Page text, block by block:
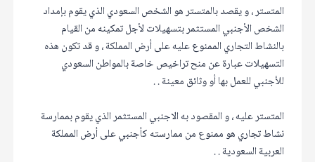
المتستر ، و يقصد بالمتستر هو الشخص السعودي الذي يقوم بإمداد
الشخص الأجنبي المستثمر بتسهيلات لأجل تمكينه من القيام
بالنشاط التجاري الممنوع عليه على أرض المملكة ، و قد تكون هذه
التسهيلات عبارة عن منح تراخيص خاصة بالمواطن السعودي
للأجنبي للعمل بها أو وثائق معينة . .
المتستر عليه ، و المقصود به الاجنبي المستثمر الذي يقوم بممارسة
نشاط تجاري هو ممنوع من ممارسته كأجنبي على أرض المملكة
العربية السعودية . .